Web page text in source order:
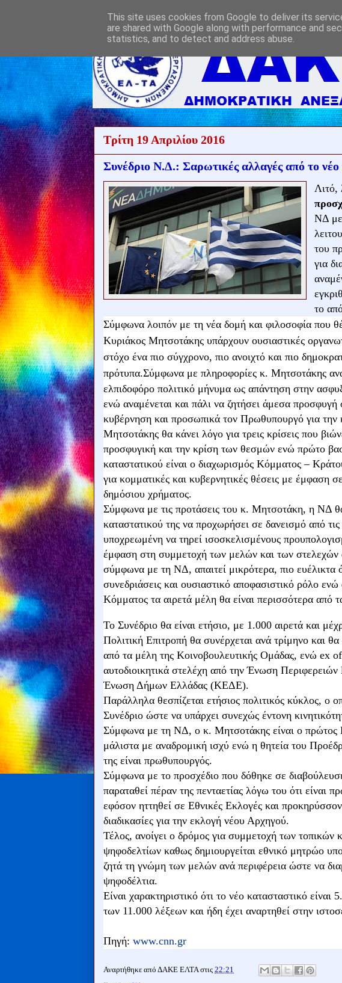
Τρίτη 19 Απριλίου 2016
Συνέδριο Ν.Δ.: Σαρωτικές αλλαγές από το νέο
Λιτό,
ΝΔ με
του
για
το
Σύμφωνα λοιπόν με τη νέα δομή και φιλοσοφία που
Κυριάκος Μητσοτάκης υπάρχουν ουσιαστικές
στόχο ένα πιο σύγχρονο, πιο ανοιχτό και πιο
πρότυπα.Σύμφωνα με πληροφορίες κ. Μητσοτάκης
ελπιδοφόρο πολιτικό μήνυμα ως απάντηση στην
ενώ αναμένεται και πάλι να ζητήσει άμεσα προσφυγή
κυβέρνηση και προσωπικά τον Πρωθυπουργό για
Μητσοτάκης θα κάνει λόγο για τρεις κρίσεις που
προσφυγική και την κρίση των θεσμών ενώ πρώτο
καταστατικού είναι ο διαχωρισμός Κόμματος –
για κομματικές και κυβερνητικές θέσεις με έμφαση
δημόσιου χρήματος.
Σύμφωνα με τις προτάσεις του κ. Μητσοτάκη, η ΝΔ
καταστατικού της να προχωρήσει σε δανεισμό από
υποχρεωμένη να τηρεί ισοσκελισμένους
έμφαση στη συμμετοχή των μελών και των στελεχών
σύμφωνα με τη ΝΔ, απαιτεί μικρότερα, πιο ευέλικτα
συνεδριάσεις και ουσιαστικό αποφασιστικό ρόλο
Κόμματος τα αιρετά μέλη θα είναι περισσότερα από
Το Συνέδριο θα είναι ετήσιο, με 1.000 αιρετά και
Πολιτική Επιτροπή θα συνέρχεται ανά τρίμηνο και
από τα μέλη της Κοινοβουλευτικής Ομάδας, ενώ ex
αυτοδιοικητικά στελέχη από την Ένωση
Ένωση Δήμων Ελλάδας (ΚΕΔΕ).
Παράλληλα θεσπίζεται ετήσιος πολιτικός κύκλος, ο
Συνέδριο ώστε να υπάρχει συνεχώς έντονη
Σύμφωνα με τη ΝΔ, ο κ. Μητσοτάκης είναι ο πρώτος
μάλιστα με αναδρομική ισχύ ενώ η θητεία του
της είναι πρωθυπουργός.
Σύμφωνα με το προσχέδιο που δόθηκε σε
παραταθεί πέραν της πενταετίας λόγω του ότι είναι
εφόσον ηττηθεί σε Εθνικές Εκλογές και
διαδικασίες για την εκλογή νέου Αρχηγού.
Τέλος, ανοίγει ο δρόμος για συμμετοχή των τοπικών
ψηφοδελτίων καθως δημιουργείται εθνικό μητρώο
ζητά τη γνώμη των μελών ανά περιφέρεια ώστε να
ψηφοδέλτια.
Είναι χαρακτηριστικό ότι το νέο κατασταστικό είναι
των 11.000 λέξεων και ήδη έχει αναρτηθεί στην
Πηγή: www.cnn.gr
Αναρτήθηκε από ΔΑΚΕ ΕΛΤΑ στις 22:21
This site uses cookies from Google to deliver its
are shared with Google along with performance and
statistics, and to detect and address abuse.